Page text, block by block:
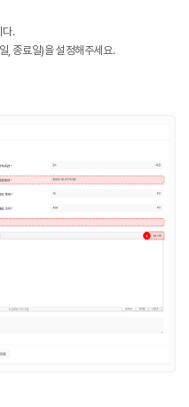
다.
, 종료일)을 설정해주세요.